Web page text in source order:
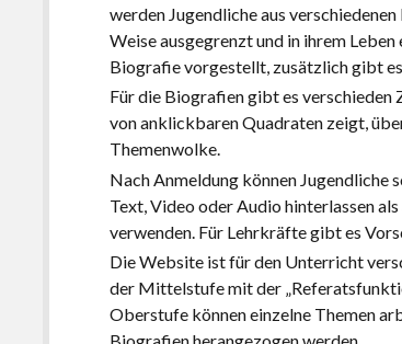
werden Jugendliche aus
Weise ausgegrenzt und in ihrem
Biografie vorgestellt, zusätzlich gibt
Für die Biografien gibt es verschieden
von anklickbaren Quadraten zeigt,
Themenwolke.
Nach Anmeldung können Jugendliche
Text, Video oder Audio hinterlassen
verwenden. Für Lehrkräfte gibt es
Die Website ist für den Unterricht
der Mittelstufe mit der
Oberstufe können einzelne Themen